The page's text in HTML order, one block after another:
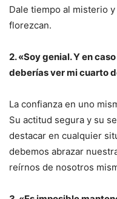
Dale tiempo al misterio
florezcan.
2. «Soy genial. Y en
deberías ver mi cuarto
La confianza en uno
Su actitud segura y su
destacar en cualquier
debemos abrazar
reírnos de nosotros